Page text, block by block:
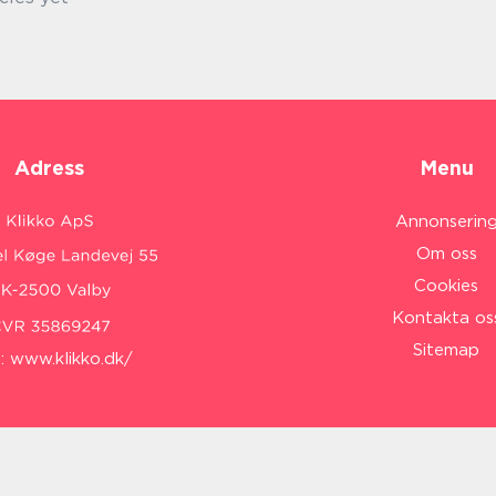
Adress
www.klikko.dk/
Menu
Om oss
Cookies
Kontakta
Sitemap